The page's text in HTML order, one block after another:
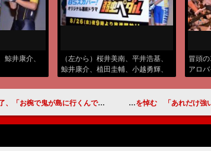
鯨井康介、
（左から）桜井美南、平井浩基、
鯨井康介、植田圭輔、小越勇輝、
冒頭
アロ
でしょう？」 桃太郎と一寸法師がこんがらがった娘の勘違い正せず 振分親方、九重親方の早すぎる死を